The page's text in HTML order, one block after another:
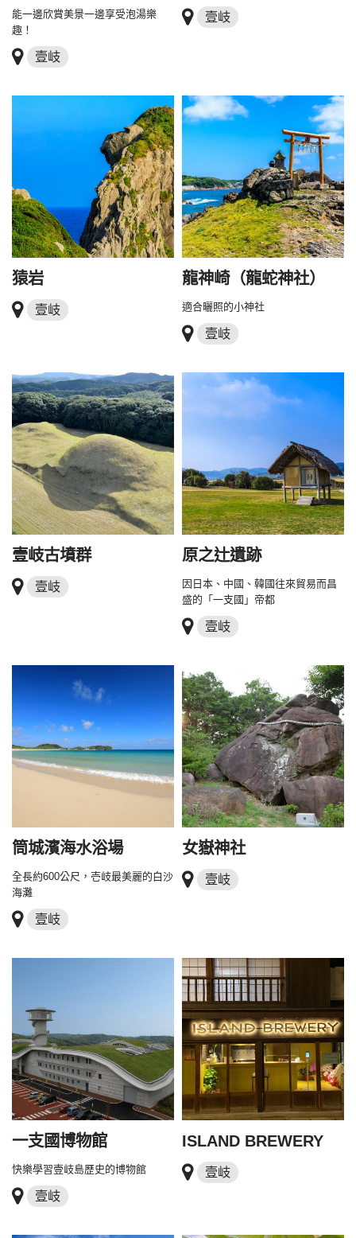
能一邊欣賞美景一邊享受泡湯樂
趣！
壹岐
壹岐
猿岩
壹岐
龍神崎（龍蛇神社）
適合曬照的小神社
壹岐
壹岐古墳群
壹岐
原之辻遺跡
因日本、中國、韓國往來貿易而昌
盛的「一支國」帝都
壹岐
筒城濱海水浴場
全長約600公尺，壱岐最美麗的白沙
海灘
壹岐
女嶽神社
壹岐
一支國博物館
快樂學習壹岐島歷史的博物館
壹岐
ISLAND BREWERY
壹岐